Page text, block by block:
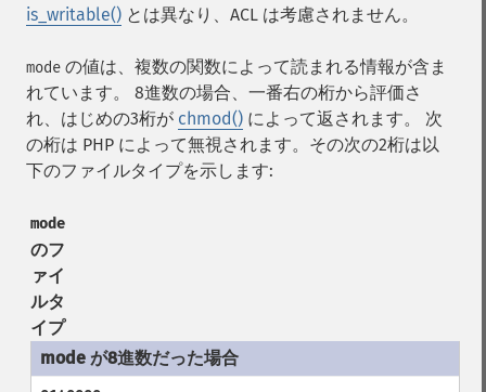
is_writable() とは異なり、ACL は考慮されません。
mode の値は、複数の関数によって読まれる情報が含ま
れています。 8進数の場合、一番右の桁から評価さ
れ、はじめの3桁が chmod() によって返されます。 次
の桁は PHP によって無視されます。その次の2桁は以
下のファイルタイプを示します:
mode
のフ
ァイ
ルタ
イプ